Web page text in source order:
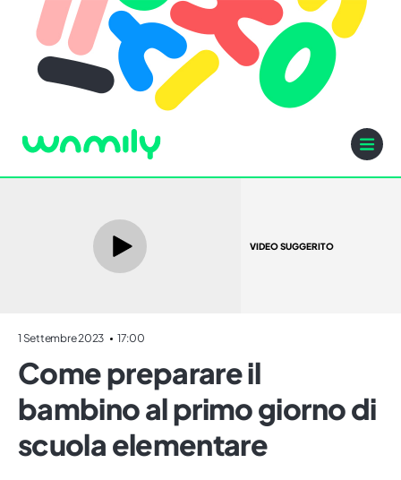
VIDEO SUGGERITO
1 Settembre 2023 17:00
Come preparare il
bambino al primo giorno di
scuola elementare